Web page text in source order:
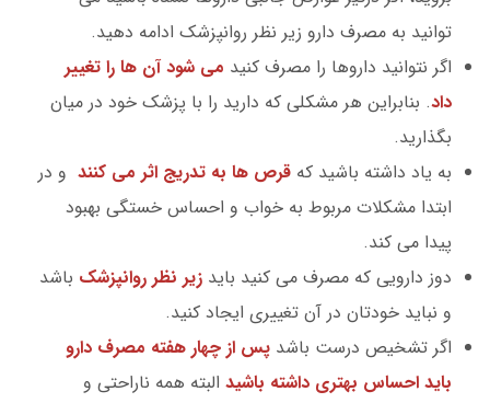
توانید به مصرف دارو زیر نظر روانپزشک ادامه دهید.
اگر نتوانید داروها را مصرف کنید می شود آن ها را تغییر
داد. بنابراین هر مشکلی که دارید را با پزشک خود در میان
بگذارید.
به یاد داشته باشید که قرص ها به تدریج اثر می کنند و در
ابتدا مشکلات مربوط به خواب و احساس خستگی بهبود
پیدا می کند.
دوز دارویی که مصرف می کنید باید زیر نظر روانپزشک باشد
و نباید خودتان در آن تغییری ایجاد کنید.
اگر تشخیص درست باشد پس از چهار هفته مصرف دارو
باید احساس بهتری داشته باشید البته همه ناراحتی و